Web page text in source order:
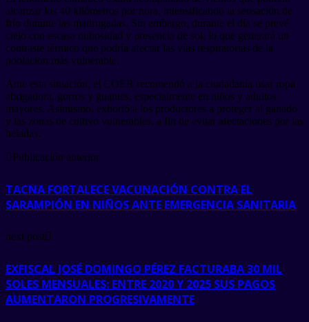
alcanzar los 40 kilómetros por hora, intensificando la sensación de
frío durante las madrugadas. Sin embargo, durante el día se prevé
cielo con escasa nubosidad y presencia de sol, lo que generará un
contraste térmico que podría afectar las vías respiratorias de la
población más vulnerable.
Ante esta situación, el COER recomendó a la ciudadanía usar ropa
abrigadora, gorros y guantes, especialmente en niños y adultos
mayores. Asimismo, exhortó a los productores a proteger al ganado
y las zonas de cultivo vulnerables, a fin de evitar afectaciones por las
heladas.
Publicación anterior
TACNA FORTALECE VACUNACIÓN CONTRA EL
SARAMPIÓN EN NIÑOS ANTE EMERGENCIA SANITARIA
next post
EXFISCAL JOSÉ DOMINGO PÉREZ FACTURABA 30 MIL
SOLES MENSUALES: ENTRE 2020 Y 2025 SUS PAGOS
AUMENTARON PROGRESIVAMENTE